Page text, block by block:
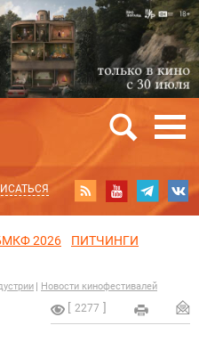
2026
ПИТЧИНГИ
Новости кинофестивалей
2277